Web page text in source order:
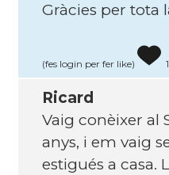
Gràcies per tota
(fes login per fer like)
Ricard
Vaig conèixer al
anys, i em vaig
estigués a casa.